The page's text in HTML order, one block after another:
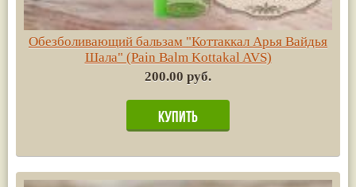
Обезболивающий бальзам "Коттаккал Арья Вайдья
Шала" (Pain Balm Kottakal AVS)
200.00 руб.